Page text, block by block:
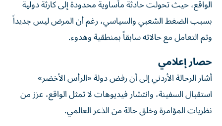
الواقع، حيث تحولت حادثة مأساوية محدودة إلى كارثة دولية
بسبب الضغط الشعبي والسياسي، رغم أن المرض ليس جديداً
وتم التعامل مع حالاته سابقاً بمنطقية وهدوء.
حصار إعلامي
أشار الرحالة الأردني إلى أن رفض دولة «الرأس الأخضر»
استقبال السفينة، وانتشار فيديوهات لا تمثل الواقع، عزز من
نظريات المؤامرة وخلق حالة من الذعر العالمي.